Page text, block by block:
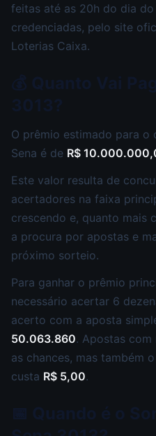
feitas até as 20h do dia
credenciadas, pelo site
Loterias Caixa.
O prêmio estimado para o
Sena é de R$
Este valor resulta de
acertadores na faixa
crescendo e, quanto mais
a procura por apostas e
próximo sorteio.
Para ganhar o prêmio
necessário acertar 6
acerto com a aposta
50.063.860. Apostas com
as chances, mas também
custa R$ 5,00.